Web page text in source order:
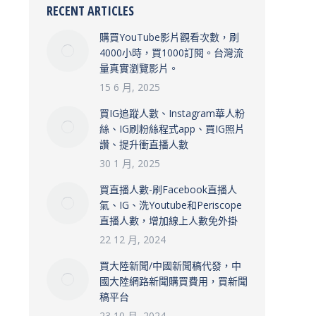
RECENT ARTICLES
購買YouTube影片觀看次數，刷
4000小時，買1000訂閱。台灣流
量真實瀏覽影片。
15 6 月, 2025
買IG追蹤人數、Instagram華人粉
絲、IG刷粉絲程式app、買IG照片
讚、提升衝直播人數
30 1 月, 2025
買直播人數-刷Facebook直播人
氣、IG、洗Youtube和Periscope
直播人數，增加線上人數免外掛
22 12 月, 2024
買大陸新聞/中國新聞稿代發，中
國大陸網路新聞購買費用，買新聞
稿平台